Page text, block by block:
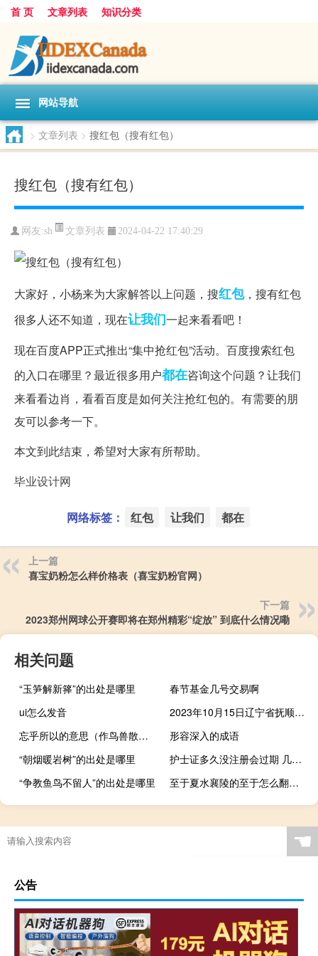
首 页 文章列表 知识分类
网站导航
> 文章列表 > 搜红包（搜有红包）
搜红包（搜有红包）
网友:sh 文章列表 2024-04-22 17:40:29
大家好，小杨来为大家解答以上问题，搜红包，搜有红包
很多人还不知道，现在让我们一起来看看吧！
现在百度APP正式推出“集中抢红包”活动。百度搜索红包
的入口在哪里？最近很多用户都在咨询这个问题？让我们
来看看边肖，看看百度是如何关注抢红包的。有需要的朋
友可以参考一下。
本文到此结束，希望对大家有所帮助。
毕业设计网
网络标签： 红包 让我们 都在
上一篇
喜宝奶粉怎么样价格表（喜宝奶粉官网）
下一篇
2023郑州网球公开赛即将在郑州精彩“绽放” 到底什么情况嘞
相关问题
“玉笋解新箨”的出处是哪里
春节基金几号交易啊
ui怎么发音
2023年10月15日辽宁省抚顺市疫情大数据-今日/今天疫情全网搜索最新实时消息动态情况通知播报
忘乎所以的意思（作鸟兽散的意思）
形容深入的成语
“朝烟暖岩树”的出处是哪里
护士证多久没注册会过期 几年失效
“争教鱼鸟不留人”的出处是哪里
至于夏水襄陵的至于怎么翻译（至于夏水襄陵的至于）
☚
公告